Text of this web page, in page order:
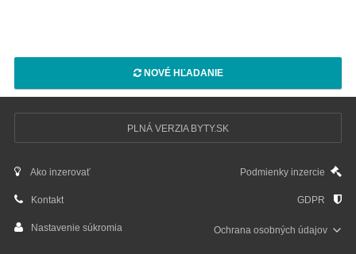
NOVÉ HĽADANIE
PLNÁ VERZIA BYTY.SK
Ako inzerovať Podmienky inzercie
Kontakt GDPR
Nastavenie súkromia Ochrana osobnýchúdajov